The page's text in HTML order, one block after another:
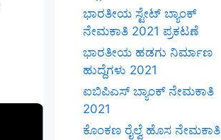
ಭಾರತೀಯ ಸ್ಟೇಟ್ ಬ್ಯಾಂಕ್
ನೇಮಕಾತಿ 2021 ಪ್ರಕಟಣೆ
ಭಾರತೀಯ ಹಡಗು ನಿರ್ಮಾಣ
ಹುದ್ದೆಗಳು 2021
ಐಬಿಪಿಎಸ್ ಬ್ಯಾಂಕ್ ನೇಮಕಾತಿ
2021
ಕೊಂಕಣ ರೈಲ್ವೆ ಹೊಸ ನೇಮಕಾತಿ